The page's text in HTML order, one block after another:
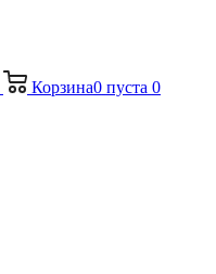
Корзина0 пуста 0